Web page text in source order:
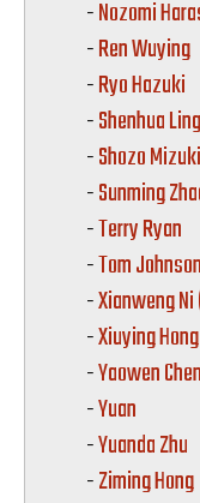
-Nozomi
-Ren Wuying
-Ryo Hazuki
-Shenhua
-Shozo Mizuki
-Sunming
-Terry Ryan
-Tom Johnson
-Xianweng
-Xiuying Hong
-Yaowen
-Yuan
-Yuanda Zhu
-Ziming Hong